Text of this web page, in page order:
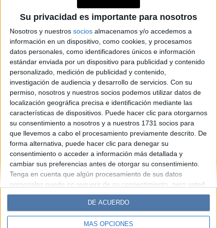
Su privacidad es importante para nosotros
Nosotros y nuestros socios almacenamos y/o accedemos a
información en un dispositivo, como cookies, y procesamos
datos personales, como identificadores únicos e información
estándar enviada por un dispositivo para publicidad y contenido
personalizado, medición de publicidad y contenido,
investigación de audiencia y desarrollo de servicios. Con su
permiso, nosotros y nuestros socios podemos utilizar datos de
localización geográfica precisa e identificación mediante las
características de dispositivos. Puede hacer clic para otorgarnos
su consentimiento a nosotros y a nuestros 1731 socios para
que llevemos a cabo el procesamiento previamente descrito. De
forma alternativa, puede hacer clic para denegar su
consentimiento o acceder a información más detallada y
cambiar sus preferencias antes de otorgar su consentimiento.
Tenga en cuenta que algún procesamiento de sus datos
personales puede no requerir de su consentimiento, pero usted
tiene el derecho de rechazar tal procesamiento. Sus
preferencias se aplicarán solo a este sitio web. Puede cambiar
sus preferencias o retirar su consentimiento en cualquier
momento volviendo a este sitio y haciendo clic en el botón
MÁS OPCIONES
DE ACUERDO
Ácidos: el ABC de estos
aliados para la piel en época
invernal
Espacio Publicitario
Diario Perfil Caras Noticias
Fortuna
Hombre
Weekend Parabrisas
Supercampo
Lunateen